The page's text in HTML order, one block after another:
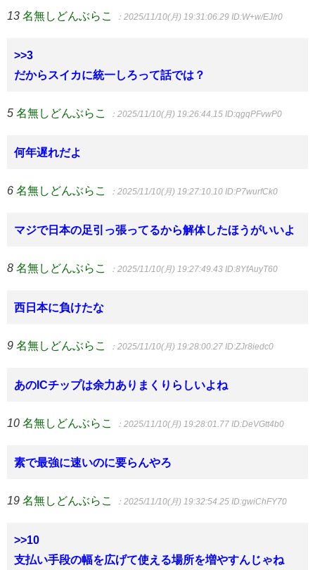
13 名無しどんぶらこ ：2025/11/10(月) 19:31:06.29 ID:W+w/EJ/r0
>>3
だからスイカに統一しろって話では？
5 名無しどんぶらこ ：2025/11/10(月) 19:26:44.15 ID:qgqPFvwP0
何年遅れだよ
6 名無しどんぶらこ ：2025/11/10(月) 19:27:10.10 ID:P7wurfCk0
マジで日本の足引っ張ってるから解体したほうがいいよ
8 名無しどんぶらこ ：2025/11/10(月) 19:27:49.43 ID:8YfAuyT60
西日本に負けたな
9 名無しどんぶらこ ：2025/11/10(月) 19:28:00.27 ID:ZJr8iedc0
あのICチップは余力ありまくりらしいよね
10 名無しどんぶらこ ：2025/11/10(月) 19:28:01.77 ID:DeVGtt4b0
素で最強に速いのに要らんやろ
19 名無しどんぶらこ ：2025/11/10(月) 19:32:54.25 ID:gwiChFY70
>>10
支払い手段の幅を広げて使える場所を増やすんじゃね